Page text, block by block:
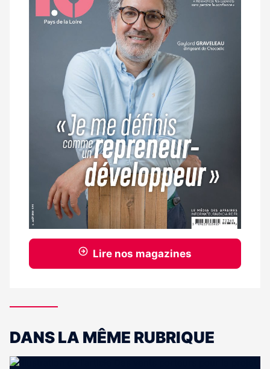
Lire nos magazines
DANS LA MÊME RUBRIQUE